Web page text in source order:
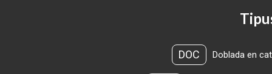
DOC Doblada en